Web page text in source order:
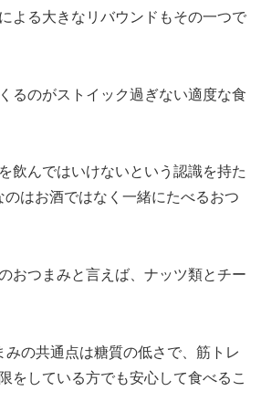
よる大きなリバウンドもその一つで
るのがストイック過ぎない適度な食
飲んではいけないという認識を持た
はお酒ではなく一緒にたべるおつ
おつまみと言えば、ナッツ類とチー
みの共通点は糖質の低さで、筋トレ
をしている方でも安心して食べるこ